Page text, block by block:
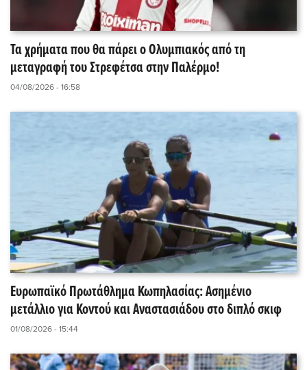
Τα χρήματα που θα πάρει ο Ολυμπιακός από τη
μεταγραφή του Στρεφέτσα στην Παλέρμο!
04/08/2026 - 16:58
Ευρωπαϊκό Πρωτάθλημα Κωπηλασίας: Ασημένιο
μετάλλιο για Κοντού και Αναστασιάδου στο διπλό σκιφ
01/08/2026 - 15:44